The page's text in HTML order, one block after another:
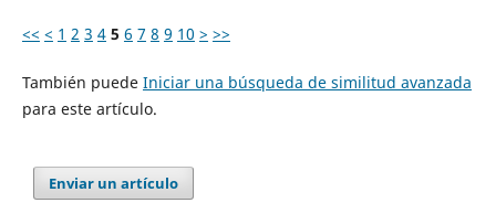
<< < 1 2 3 4 5 6 7 8 9 10 > >>
También puede Iniciar una búsqueda de similitud avanzada
para este artículo.
Enviar un artículo